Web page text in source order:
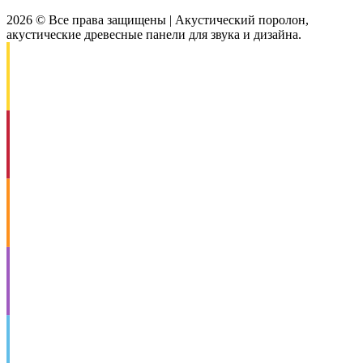
2026 © Все права защищены | Акустический поролон,
акустические древесные панели для звука и дизайна.